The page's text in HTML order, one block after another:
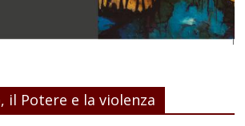
il Potere e la violenza